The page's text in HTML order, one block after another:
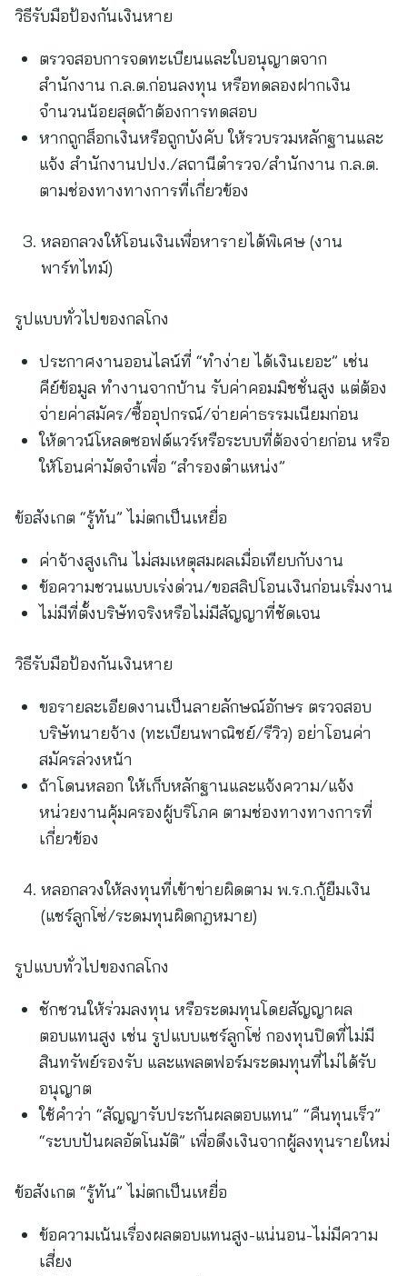
วิธีรับมือป้องกันเงินหาย
ตรวจสอบการจดทะเบียนและใบอนุญาตจาก
สำนักงาน ก.ล.ต.ก่อนลงทุน หรือทดลองฝากเงิน
จำนวนน้อยสุดถ้าต้องการทดสอบ
หากถูกล็อกเงินหรือถูกบังคับ ให้รวบรวมหลักฐานและ
แจ้ง สำนักงานปปง./สถานีตำรวจ/สำนักงาน ก.ล.ต.
ตามช่องทางทางการที่เกี่ยวข้อง
หลอกลวงให้โอนเงินเพื่อหารายได้พิเศษ (งาน
พาร์ทไทม์)
รูปแบบทั่วไปของกลโกง
ประกาศงานออนไลน์ที่ “ทำง่าย ได้เงินเยอะ” เช่น
คีย์ข้อมูล ทำงานจากบ้าน รับค่าคอมมิชชั่นสูง แต่ต้อง
จ่ายค่าสมัคร/ซื้ออุปกรณ์/จ่ายค่าธรรมเนียมก่อน
ให้ดาวน์โหลดซอฟต์แวร์หรือระบบที่ต้องจ่ายก่อน หรือ
ให้โอนค่ามัดจำเพื่อ “สำรองตำแหน่ง”
ข้อสังเกต “รู้ทัน” ไม่ตกเป็นเหยื่อ
ค่าจ้างสูงเกิน ไม่สมเหตุสมผลเมื่อเทียบกับงาน
ข้อความชวนแบบเร่งด่วน/ขอสลิปโอนเงินก่อนเริ่มงาน
ไม่มีที่ตั้งบริษัทจริงหรือไม่มีสัญญาที่ชัดเจน
วิธีรับมือป้องกันเงินหาย
ขอรายละเอียดงานเป็นลายลักษณ์อักษร ตรวจสอบ
บริษัทนายจ้าง (ทะเบียนพาณิชย์/รีวิว) อย่าโอนค่า
สมัครล่วงหน้า
ถ้าโดนหลอก ให้เก็บหลักฐานและแจ้งความ/แจ้ง
หน่วยงานคุ้มครองผู้บริโภค ตามช่องทางทางการที่
เกี่ยวข้อง
หลอกลวงให้ลงทุนที่เข้าข่ายผิดตาม พ.ร.ก.กู้ยืมเงิน
(แชร์ลูกโซ่/ระดมทุนผิดกฎหมาย)
รูปแบบทั่วไปของกลโกง
ชักชวนให้ร่วมลงทุน หรือระดมทุนโดยสัญญาผล
ตอบแทนสูง เช่น รูปแบบแชร์ลูกโซ่ กองทุนปิดที่ไม่มี
สินทรัพย์รองรับ และแพลตฟอร์มระดมทุนที่ไม่ได้รับ
อนุญาต
ใช้คำว่า “สัญญารับประกันผลตอบแทน” “คืนทุนเร็ว”
“ระบบปันผลอัตโนมัติ” เพื่อดึงเงินจากผู้ลงทุนรายใหม่
ข้อสังเกต “รู้ทัน” ไม่ตกเป็นเหยื่อ
ข้อความเน้นเรื่องผลตอบแทนสูง-แน่นอน-ไม่มีความ
เสี่ยง